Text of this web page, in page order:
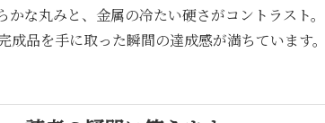
かな丸みと、金属の冷たい硬さがコントラスト
成品を手に取った瞬間の達成感が満ちています